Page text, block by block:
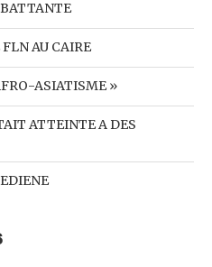
AU CAIRE
ASIATISME »
ATTEINTE A DES